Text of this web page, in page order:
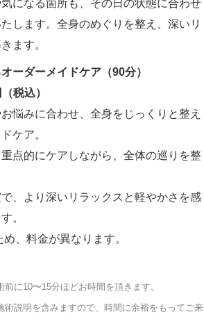
になる箇所も、その日の状態に合わせ
します。 全身のめぐりを整え、深いリ
ます。
ーダーメイドケア（90分）
税込）
悩みに合わせ、全身をじっくりと整え
ケア。
点的にケアしながら、全体の巡りを整
、より深いリラックスと軽やかさを感
。
、料金が異なります。
に10〜15分ほどお時間を頂きます。
術説明を含みますので、時間に余裕をもってご来